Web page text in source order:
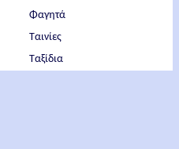
Φαγητά
Ταινίες
Ταξίδια